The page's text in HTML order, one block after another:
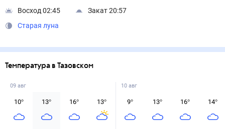
Восход 02:45
Закат 20:57
Старая луна
Температура в Тазовском
09 авг
10° 13° 16° 13°
10 авг
9° 13° 16° 14°